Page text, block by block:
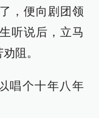
，便向剧团领
听说后，立马
阻。
唱个十年八年